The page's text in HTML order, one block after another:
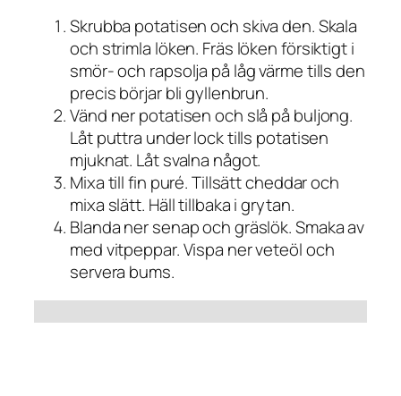
Skrubba potatisen och skiva den. Skala
och strimla löken. Fräs löken försiktigt i
smör- och rapsolja på låg värme tills den
precis börjar bli gyllenbrun.
Vänd ner potatisen och slå på buljong.
Låt puttra under lock tills potatisen
mjuknat. Låt svalna något.
Mixa till fin puré. Tillsätt cheddar och
mixa slätt. Häll tillbaka i grytan.
Blanda ner senap och gräslök. Smaka av
med vitpeppar. Vispa ner veteöl och
servera bums.